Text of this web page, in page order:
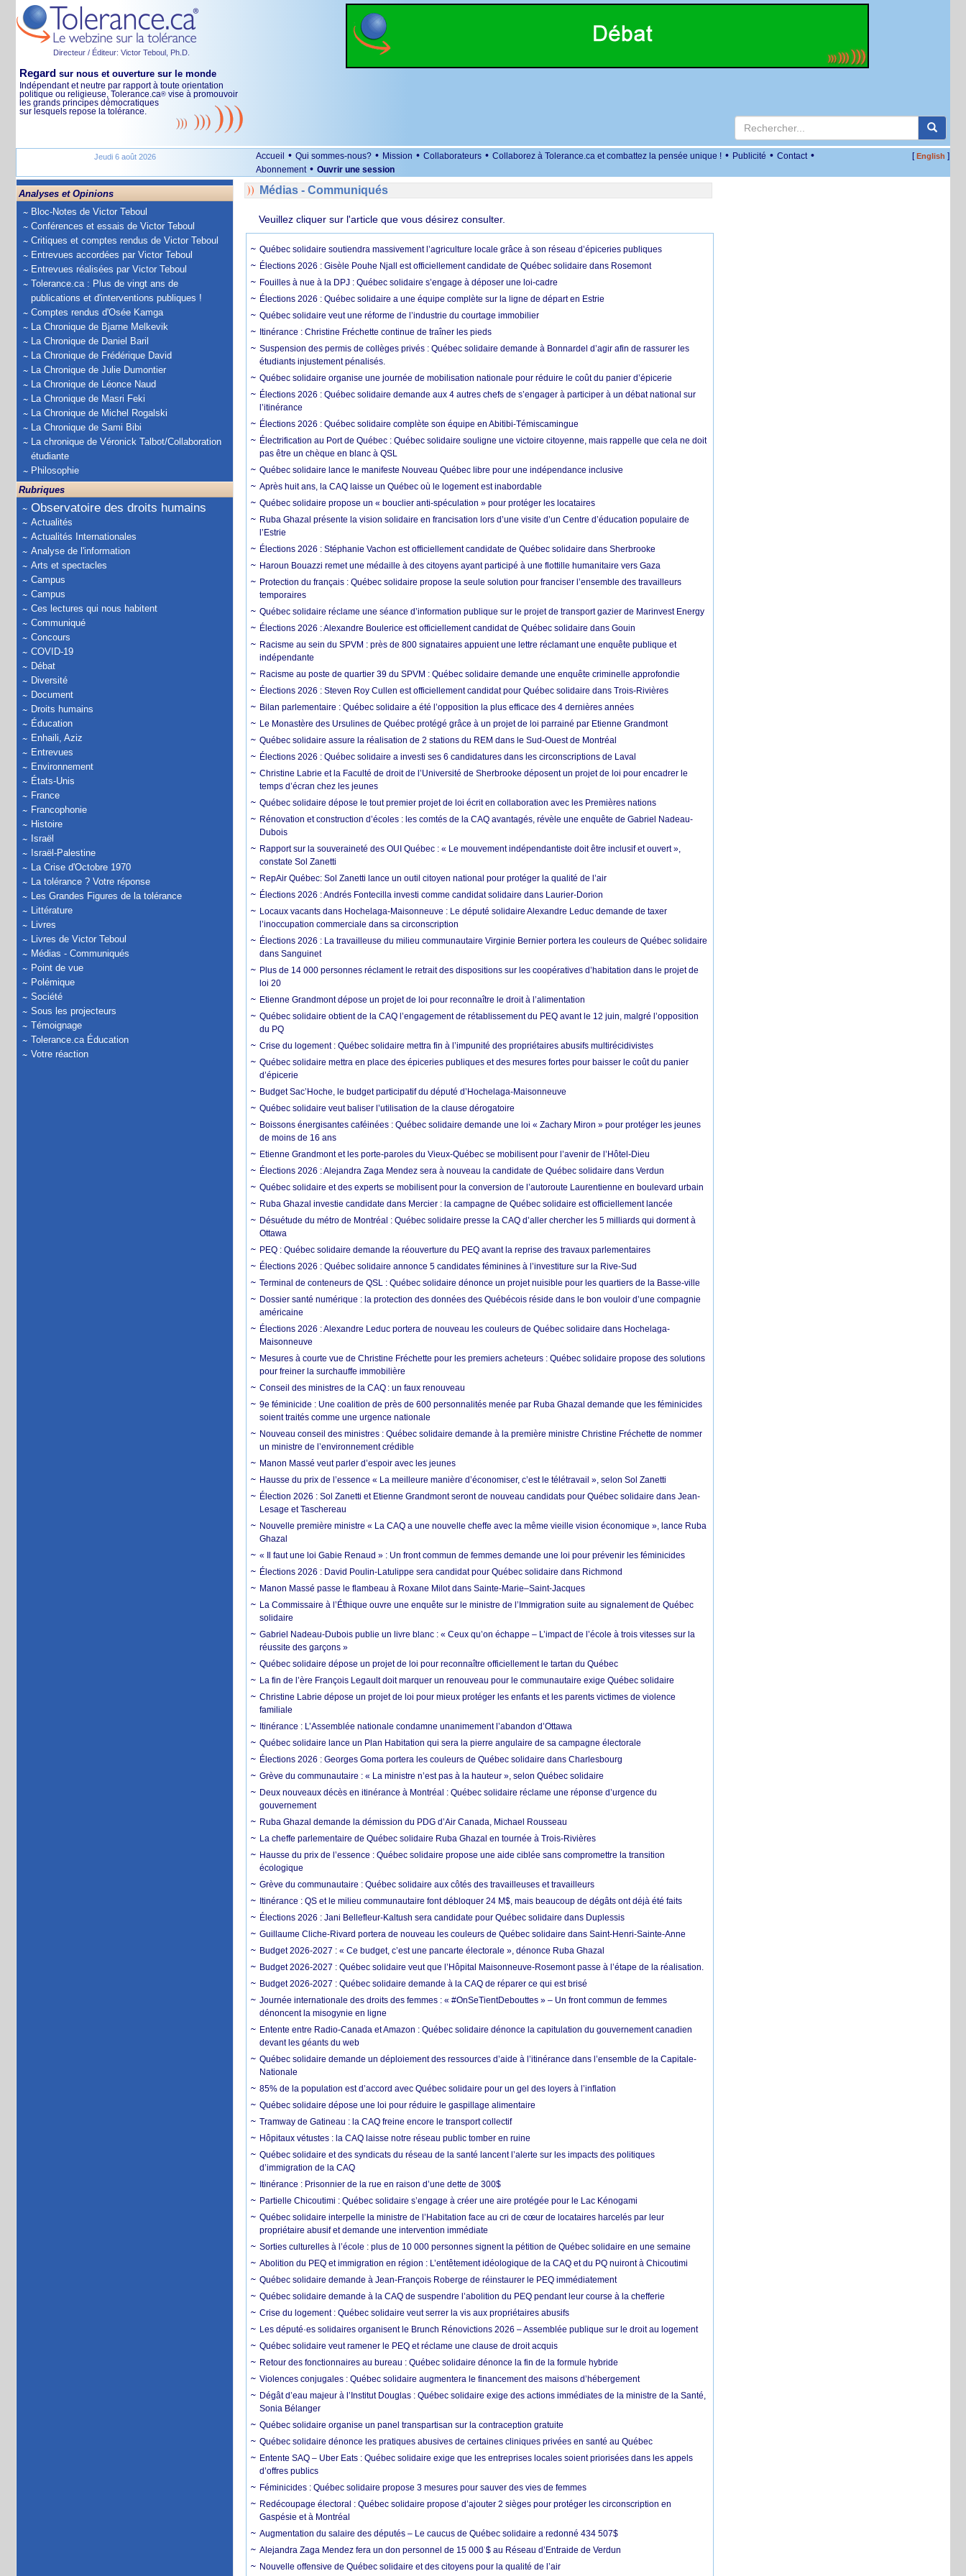
Directeur / Éditeur: Victor Teboul, Ph.D.
Regard sur nous et ouverture sur le monde
Indépendant et neutre par rapport à toute orientation
politique ou religieuse, Tolerance.ca® vise à promouvoir
les grands principes démocratiques
sur lesquels repose la tolérance.
Jeudi 6 août 2026 Accueil • Qui sommes-nous? • Mission • Collaborateurs • Collaborez à Tolerance.ca et combattez la pensée unique ! • Publicité • Contact •
Abonnement • Ouvrir une session
[English ]
Analyses et Opinions
Bloc-Notes de Victor Teboul
Conférences et essais de Victor Teboul
Critiques et comptes rendus de Victor Teboul
Entrevues accordées par Victor Teboul
Entrevues réalisées par Victor Teboul
Tolerance.ca : Plus de vingt ans de
publications et d'interventions publiques !
Comptes rendus d'Osée Kamga
La Chronique de Bjarne Melkevik
La Chronique de Daniel Baril
La Chronique de Frédérique David
La Chronique de Julie Dumontier
La Chronique de Léonce Naud
La Chronique de Masri Feki
La Chronique de Michel Rogalski
La Chronique de Sami Bibi
La chronique de Véronick Talbot/Collaboration
étudiante
Philosophie
Rubriques
Observatoire des droits humains
Actualités
Actualités Internationales
Analyse de l'information
Arts et spectacles
Campus
Campus
Ces lectures qui nous habitent
Communiqué
Concours
COVID-19
Débat
Diversité
Document
Droits humains
Éducation
Enhaili, Aziz
Entrevues
Environnement
États-Unis
France
Francophonie
Histoire
Israël
Israël-Palestine
La Crise d'Octobre 1970
La tolérance ? Votre réponse
Les Grandes Figures de la tolérance
Littérature
Livres
Livres de Victor Teboul
Médias - Communiqués
Point de vue
Polémique
Société
Sous les projecteurs
Témoignage
Tolerance.ca Éducation
Votre réaction
Médias - Communiqués
Veuillez cliquer sur l'article que vous désirez consulter.
Québec solidaire soutiendra massivement l’agriculture locale grâce à son réseau d’épiceries publiques
Élections 2026 : Gisèle Pouhe Njall est officiellement candidate de Québec solidaire dans Rosemont
Fouilles à nue à la DPJ : Québec solidaire s’engage à déposer une loi-cadre
Élections 2026 : Québec solidaire a une équipe complète sur la ligne de départ en Estrie
Québec solidaire veut une réforme de l’industrie du courtage immobilier
Itinérance : Christine Fréchette continue de traîner les pieds
Suspension des permis de collèges privés : Québec solidaire demande à Bonnardel d’agir afin de rassurer les
étudiants injustement pénalisés.
Québec solidaire organise une journée de mobilisation nationale pour réduire le coût du panier d’épicerie
Élections 2026 : Québec solidaire demande aux 4 autres chefs de s’engager à participer à un débat national sur
l’itinérance
Élections 2026 : Québec solidaire complète son équipe en Abitibi-Témiscamingue
Électrification au Port de Québec : Québec solidaire souligne une victoire citoyenne, mais rappelle que cela ne doit
pas être un chèque en blanc à QSL
Québec solidaire lance le manifeste Nouveau Québec libre pour une indépendance inclusive
Après huit ans, la CAQ laisse un Québec où le logement est inabordable
Québec solidaire propose un « bouclier anti-spéculation » pour protéger les locataires
Ruba Ghazal présente la vision solidaire en francisation lors d’une visite d’un Centre d’éducation populaire de
l’Estrie
Élections 2026 : Stéphanie Vachon est officiellement candidate de Québec solidaire dans Sherbrooke
Haroun Bouazzi remet une médaille à des citoyens ayant participé à une flottille humanitaire vers Gaza
Protection du français : Québec solidaire propose la seule solution pour franciser l’ensemble des travailleurs
temporaires
Québec solidaire réclame une séance d’information publique sur le projet de transport gazier de Marinvest Energy
Élections 2026 : Alexandre Boulerice est officiellement candidat de Québec solidaire dans Gouin
Racisme au sein du SPVM : près de 800 signataires appuient une lettre réclamant une enquête publique et
indépendante
Racisme au poste de quartier 39 du SPVM : Québec solidaire demande une enquête criminelle approfondie
Élections 2026 : Steven Roy Cullen est officiellement candidat pour Québec solidaire dans Trois-Rivières
Bilan parlementaire : Québec solidaire a été l’opposition la plus efficace des 4 dernières années
Le Monastère des Ursulines de Québec protégé grâce à un projet de loi parrainé par Etienne Grandmont
Québec solidaire assure la réalisation de 2 stations du REM dans le Sud-Ouest de Montréal
Élections 2026 : Québec solidaire a investi ses 6 candidatures dans les circonscriptions de Laval
Christine Labrie et la Faculté de droit de l’Université de Sherbrooke déposent un projet de loi pour encadrer le
temps d’écran chez les jeunes
Québec solidaire dépose le tout premier projet de loi écrit en collaboration avec les Premières nations
Rénovation et construction d’écoles : les comtés de la CAQ avantagés, révèle une enquête de Gabriel Nadeau-
Dubois
Rapport sur la souveraineté des OUI Québec : « Le mouvement indépendantiste doit être inclusif et ouvert »,
constate Sol Zanetti
RepAir Québec: Sol Zanetti lance un outil citoyen national pour protéger la qualité de l’air
Élections 2026 : Andrés Fontecilla investi comme candidat solidaire dans Laurier-Dorion
Locaux vacants dans Hochelaga-Maisonneuve : Le député solidaire Alexandre Leduc demande de taxer
l’inoccupation commerciale dans sa circonscription
Élections 2026 : La travailleuse du milieu communautaire Virginie Bernier portera les couleurs de Québec solidaire
dans Sanguinet
Plus de 14 000 personnes réclament le retrait des dispositions sur les coopératives d’habitation dans le projet de
loi 20
Etienne Grandmont dépose un projet de loi pour reconnaître le droit à l’alimentation
Québec solidaire obtient de la CAQ l’engagement de rétablissement du PEQ avant le 12 juin, malgré l’opposition
du PQ
Crise du logement : Québec solidaire mettra fin à l’impunité des propriétaires abusifs multirécidivistes
Québec solidaire mettra en place des épiceries publiques et des mesures fortes pour baisser le coût du panier
d’épicerie
Budget Sac’Hoche, le budget participatif du député d’Hochelaga-Maisonneuve
Québec solidaire veut baliser l’utilisation de la clause dérogatoire
Boissons énergisantes caféinées : Québec solidaire demande une loi « Zachary Miron » pour protéger les jeunes
de moins de 16 ans
Etienne Grandmont et les porte-paroles du Vieux-Québec se mobilisent pour l’avenir de l’Hôtel-Dieu
Élections 2026 : Alejandra Zaga Mendez sera à nouveau la candidate de Québec solidaire dans Verdun
Québec solidaire et des experts se mobilisent pour la conversion de l’autoroute Laurentienne en boulevard urbain
Ruba Ghazal investie candidate dans Mercier : la campagne de Québec solidaire est officiellement lancée
Désuétude du métro de Montréal : Québec solidaire presse la CAQ d’aller chercher les 5 milliards qui dorment à
Ottawa
PEQ : Québec solidaire demande la réouverture du PEQ avant la reprise des travaux parlementaires
Élections 2026 : Québec solidaire annonce 5 candidates féminines à l’investiture sur la Rive-Sud
Terminal de conteneurs de QSL : Québec solidaire dénonce un projet nuisible pour les quartiers de la Basse-ville
Dossier santé numérique : la protection des données des Québécois réside dans le bon vouloir d’une compagnie
américaine
Élections 2026 : Alexandre Leduc portera de nouveau les couleurs de Québec solidaire dans Hochelaga-
Maisonneuve
Mesures à courte vue de Christine Fréchette pour les premiers acheteurs : Québec solidaire propose des solutions
pour freiner la surchauffe immobilière
Conseil des ministres de la CAQ : un faux renouveau
9e féminicide : Une coalition de près de 600 personnalités menée par Ruba Ghazal demande que les féminicides
soient traités comme une urgence nationale
Nouveau conseil des ministres : Québec solidaire demande à la première ministre Christine Fréchette de nommer
un ministre de l’environnement crédible
Manon Massé veut parler d’espoir avec les jeunes
Hausse du prix de l’essence « La meilleure manière d’économiser, c’est le télétravail », selon Sol Zanetti
Élection 2026 : Sol Zanetti et Etienne Grandmont seront de nouveau candidats pour Québec solidaire dans Jean-
Lesage et Taschereau
Nouvelle première ministre « La CAQ a une nouvelle cheffe avec la même vieille vision économique », lance Ruba
Ghazal
« Il faut une loi Gabie Renaud » : Un front commun de femmes demande une loi pour prévenir les féminicides
Élections 2026 : David Poulin-Latulippe sera candidat pour Québec solidaire dans Richmond
Manon Massé passe le flambeau à Roxane Milot dans Sainte-Marie–Saint-Jacques
La Commissaire à l’Éthique ouvre une enquête sur le ministre de l’Immigration suite au signalement de Québec
solidaire
Gabriel Nadeau-Dubois publie un livre blanc : « Ceux qu’on échappe – L’impact de l’école à trois vitesses sur la
réussite des garçons »
Québec solidaire dépose un projet de loi pour reconnaître officiellement le tartan du Québec
La fin de l’ère François Legault doit marquer un renouveau pour le communautaire exige Québec solidaire
Christine Labrie dépose un projet de loi pour mieux protéger les enfants et les parents victimes de violence
familiale
Itinérance : L’Assemblée nationale condamne unanimement l’abandon d’Ottawa
Québec solidaire lance un Plan Habitation qui sera la pierre angulaire de sa campagne électorale
Élections 2026 : Georges Goma portera les couleurs de Québec solidaire dans Charlesbourg
Grève du communautaire : « La ministre n’est pas à la hauteur », selon Québec solidaire
Deux nouveaux décès en itinérance à Montréal : Québec solidaire réclame une réponse d’urgence du
gouvernement
Ruba Ghazal demande la démission du PDG d’Air Canada, Michael Rousseau
La cheffe parlementaire de Québec solidaire Ruba Ghazal en tournée à Trois-Rivières
Hausse du prix de l’essence : Québec solidaire propose une aide ciblée sans compromettre la transition
écologique
Grève du communautaire : Québec solidaire aux côtés des travailleuses et travailleurs
Itinérance : QS et le milieu communautaire font débloquer 24 M$, mais beaucoup de dégâts ont déjà été faits
Élections 2026 : Jani Bellefleur-Kaltush sera candidate pour Québec solidaire dans Duplessis
Guillaume Cliche-Rivard portera de nouveau les couleurs de Québec solidaire dans Saint-Henri-Sainte-Anne
Budget 2026-2027 : « Ce budget, c’est une pancarte électorale », dénonce Ruba Ghazal
Budget 2026-2027 : Québec solidaire veut que l’Hôpital Maisonneuve-Rosemont passe à l’étape de la réalisation.
Budget 2026-2027 : Québec solidaire demande à la CAQ de réparer ce qui est brisé
Journée internationale des droits des femmes : « #OnSeTientDebouttes » – Un front commun de femmes
dénoncent la misogynie en ligne
Entente entre Radio-Canada et Amazon : Québec solidaire dénonce la capitulation du gouvernement canadien
devant les géants du web
Québec solidaire demande un déploiement des ressources d’aide à l’itinérance dans l’ensemble de la Capitale-
Nationale
85% de la population est d’accord avec Québec solidaire pour un gel des loyers à l’inflation
Québec solidaire dépose une loi pour réduire le gaspillage alimentaire
Tramway de Gatineau : la CAQ freine encore le transport collectif
Hôpitaux vétustes : la CAQ laisse notre réseau public tomber en ruine
Québec solidaire et des syndicats du réseau de la santé lancent l’alerte sur les impacts des politiques
d’immigration de la CAQ
Itinérance : Prisonnier de la rue en raison d’une dette de 300$
Partielle Chicoutimi : Québec solidaire s’engage à créer une aire protégée pour le Lac Kénogami
Québec solidaire interpelle la ministre de l’Habitation face au cri de cœur de locataires harcelés par leur
propriétaire abusif et demande une intervention immédiate
Sorties culturelles à l’école : plus de 10 000 personnes signent la pétition de Québec solidaire en une semaine
Abolition du PEQ et immigration en région : L’entêtement idéologique de la CAQ et du PQ nuiront à Chicoutimi
Québec solidaire demande à Jean-François Roberge de réinstaurer le PEQ immédiatement
Québec solidaire demande à la CAQ de suspendre l’abolition du PEQ pendant leur course à la chefferie
Crise du logement : Québec solidaire veut serrer la vis aux propriétaires abusifs
Les député·es solidaires organisent le Brunch Rénovictions 2026 – Assemblée publique sur le droit au logement
Québec solidaire veut ramener le PEQ et réclame une clause de droit acquis
Retour des fonctionnaires au bureau : Québec solidaire dénonce la fin de la formule hybride
Violences conjugales : Québec solidaire augmentera le financement des maisons d’hébergement
Dégât d’eau majeur à l’Institut Douglas : Québec solidaire exige des actions immédiates de la ministre de la Santé,
Sonia Bélanger
Québec solidaire organise un panel transpartisan sur la contraception gratuite
Québec solidaire dénonce les pratiques abusives de certaines cliniques privées en santé au Québec
Entente SAQ – Uber Eats : Québec solidaire exige que les entreprises locales soient priorisées dans les appels
d’offres publics
Féminicides : Québec solidaire propose 3 mesures pour sauver des vies de femmes
Redécoupage électoral : Québec solidaire propose d’ajouter 2 sièges pour protéger les circonscription en
Gaspésie et à Montréal
Augmentation du salaire des députés – Le caucus de Québec solidaire a redonné 434 507$
Alejandra Zaga Mendez fera un don personnel de 15 000 $ au Réseau d’Entraide de Verdun
Nouvelle offensive de Québec solidaire et des citoyens pour la qualité de l’air